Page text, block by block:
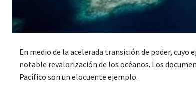
En medio de la acelerada transición de poder,
notable revalorización de los océanos. Los
Pacífico son un elocuente ejemplo.